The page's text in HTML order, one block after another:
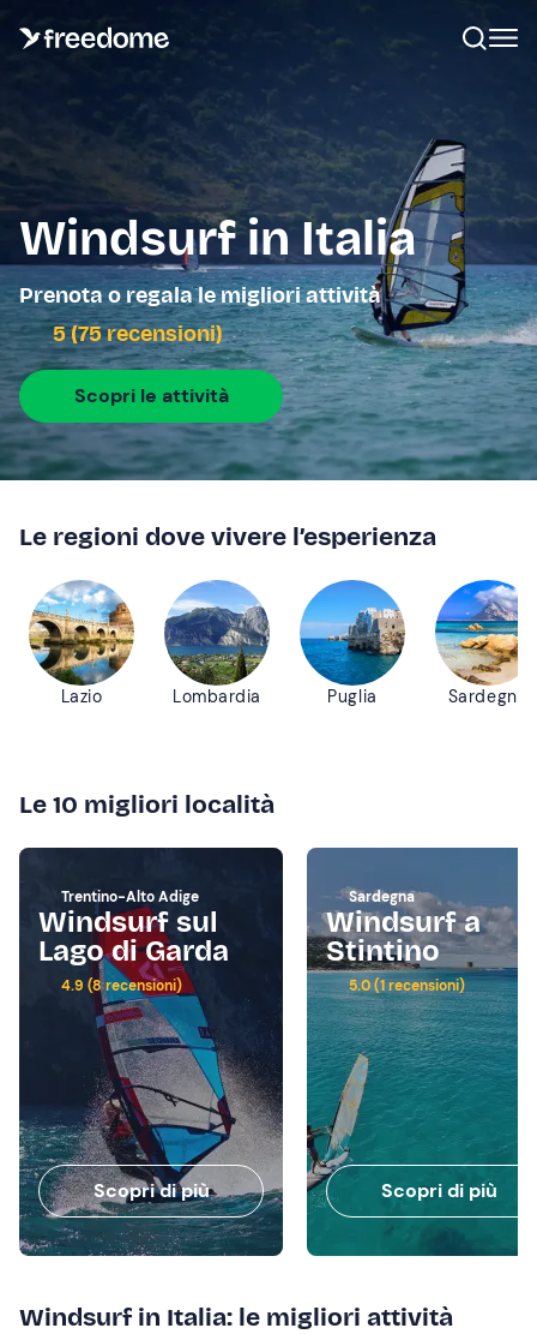
Windsurf in Italia
Prenota o regala le migliori attività
5 (75 recensioni)
Scopri le attività
Le regioni dove vivere l’esperienza
Lazio Lombardia Puglia Sardegna
Le 10 migliori località
Trentino-Alto Adige
Windsurf sul
Lago di Garda
4.9 (8 recensioni)
Scopri di più
Sardegna
Windsurf a
Stintino
5.0 (1 recensioni)
Scopri di più
Windsurf in Italia: le migliori attività